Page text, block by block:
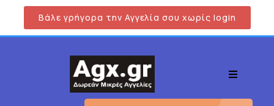
Βάλε γρήγορα την Αγγελία σου χωρίς login